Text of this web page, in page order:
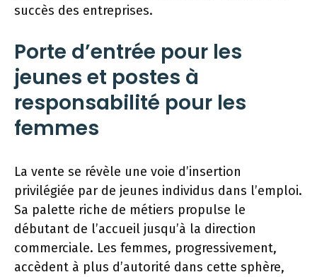
succès des entreprises.
Porte d’entrée pour les
jeunes et postes à
responsabilité pour les
femmes
La vente se révèle une voie d’insertion
privilégiée par de jeunes individus dans l’emploi.
Sa palette riche de métiers propulse le
débutant de l’accueil jusqu’à la direction
commerciale. Les femmes, progressivement,
accèdent à plus d’autorité dans cette sphère,